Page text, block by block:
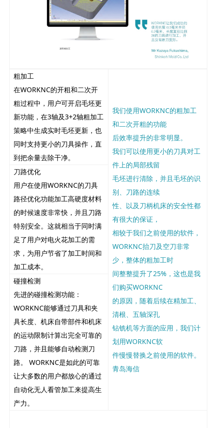
粗加工
在WORKNC的开粗和二次开
粗过程中，用户可开启毛坯更
新功能，在3轴及3+2轴粗加工
策略中生成实时毛坯更新，也
同时支持更小的刀具操作，直
到把余量去除干净。
我们使用WORKNC的粗加工
和二次开粗的功能
后效率提升的非常明显。
我们可以使用更小的刀具对工
件上的局部残留
毛坯进行清除，并且毛坯的识
别、刀路的连续
性、以及刀柄机床的安全性都
有很大的保证，
相较于我们之前使用的软件，
WORKNC抬刀及空刀非常
少，整体的粗加工时
间整整提升了25%，这也是我
们购买WORKNC
的原因，随着后续在精加工、
清根、五轴深孔
钻铣机等方面的应用，我们计
划用WORKNC软
件慢慢替换之前使用的软件。
青岛海信
刀路优化
用户在使用WORKNC的刀具
路径优化功能加工高硬度材料
的时候速度非常快，并且刀路
特别安全。这就相当于同时满
足了用户对电火花加工的需
求，为用户节省了加工时间和
加工成本。
碰撞检测
先进的碰撞检测功能：
WORKNC能够通过刀具和夹
具长度、机床自带部件和机床
的运动限制计算出完全可靠的
刀路，并且能够自动检测刀
路。 WORKNC是如此的可靠
让大多数的用户都放心的通过
自动化无人看管加工来提高生
产力。